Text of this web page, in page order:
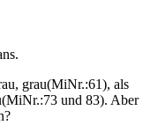
grau(MiNr.:61), als
und 83). Aber